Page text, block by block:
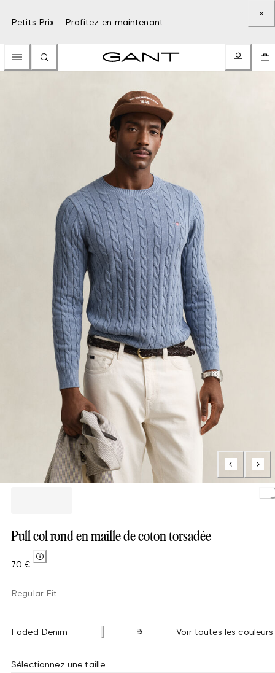
Petits Prix – Profitez-en maintenant
Pull col rond en maille de coton torsadée
70 €
Regular Fit
Faded Denim Voir toutes les couleurs
Sélectionnez une taille